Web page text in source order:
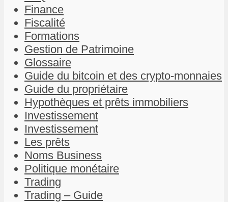
Finance
Fiscalité
Formations
Gestion de Patrimoine
Glossaire
Guide du bitcoin et des crypto-monnaies
Guide du propriétaire
Hypothèques et prêts immobiliers
Investissement
Investissement
Les prêts
Noms Business
Politique monétaire
Trading
Trading – Guide